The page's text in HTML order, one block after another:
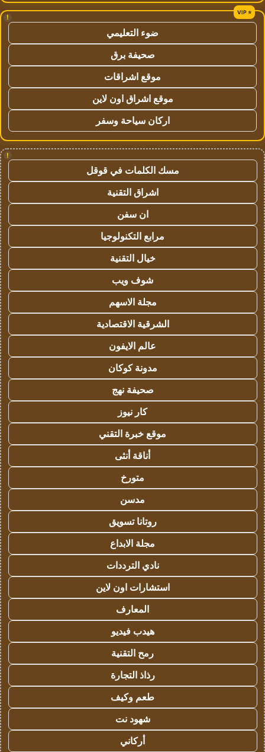
!
ضوء التعليمي
صحيفة برق
موقع اشراقات
موقع اشراق اون لاين
اركان سياحة وسفر
!
مسك الكلمات في قوقل
اشراق التقنية
ان سفن
مرابع التكنولوجيا
خيال التقنية
شوف ويب
مجلة الاسهم
الشرقية الاقتصادية
عالم الايفون
مدونة كوكان
صحيفة نهج
كار نيوز
موقع خبرة التقني
أناقة أنثى
متورخ
مدسن
روتانا تسويق
مجلة الابداع
نادي الترددات
استشارات اون لاين
المعارف
هيدب فيديو
رمح التقنية
رذاذ التجارة
طعم وكيف
شهود نت
أركاني